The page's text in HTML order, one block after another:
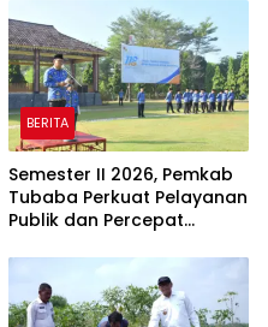
BERITA
Semester II 2026, Pemkab
Tubaba Perkuat Pelayanan
Publik dan Percepat